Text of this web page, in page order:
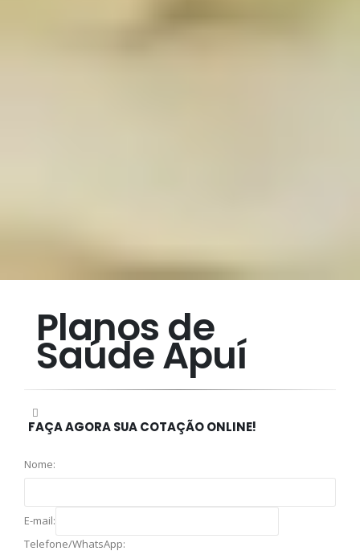
Planos de
Saúde Apuí
FAÇA AGORA SUA COTAÇÃO ONLINE!
Nome:
E-mail:
Telefone/WhatsApp: